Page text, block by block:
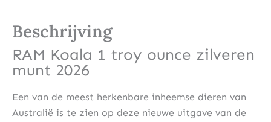
Beschrijving
RAM Koala 1 troy ounce zilveren
munt 2026
Een van de meest herkenbare inheemse dieren van
Australië is te zien op deze nieuwe uitgave van de